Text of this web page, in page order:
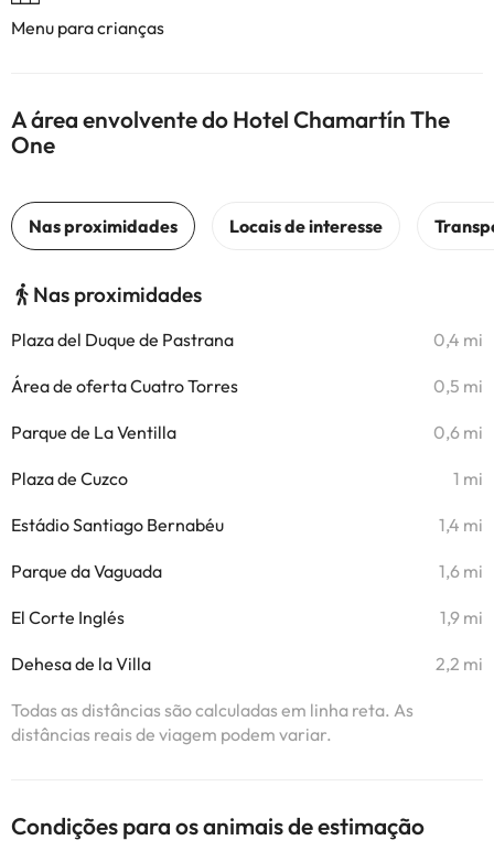
Menu para crianças
A área envolvente do Hotel Chamartín The
One
Nas proximidades
Plaza del Duque de Pastrana 0,4 mi
Área de oferta Cuatro Torres 0,5 mi
Parque de La Ventilla 0,6 mi
Plaza de Cuzco 1 mi
Estádio Santiago Bernabéu 1,4 mi
Parque da Vaguada 1,6 mi
El Corte Inglés 1,9 mi
Dehesa de la Villa 2,2 mi
Todas as distâncias são calculadas em linha reta. As
distâncias reais de viagem podem variar.
Condições para os animais de estimação